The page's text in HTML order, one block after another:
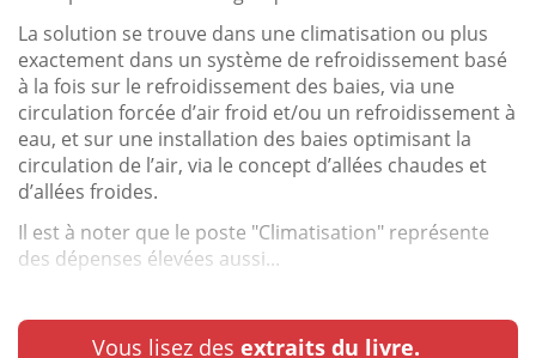
La solution se trouve dans une climatisation ou plus
exactement dans un système de refroidissement basé
à la fois sur le refroidissement des baies, via une
circulation forcée d’air froid et/ou un refroidissement à
eau, et sur une installation des baies optimisant la
circulation de l’air, via le concept d’allées chaudes et
d’allées froides.
Il est à noter que le poste "Climatisation" représente
des dépenses élevées aussi...
Vous lisez des extraits du livre.